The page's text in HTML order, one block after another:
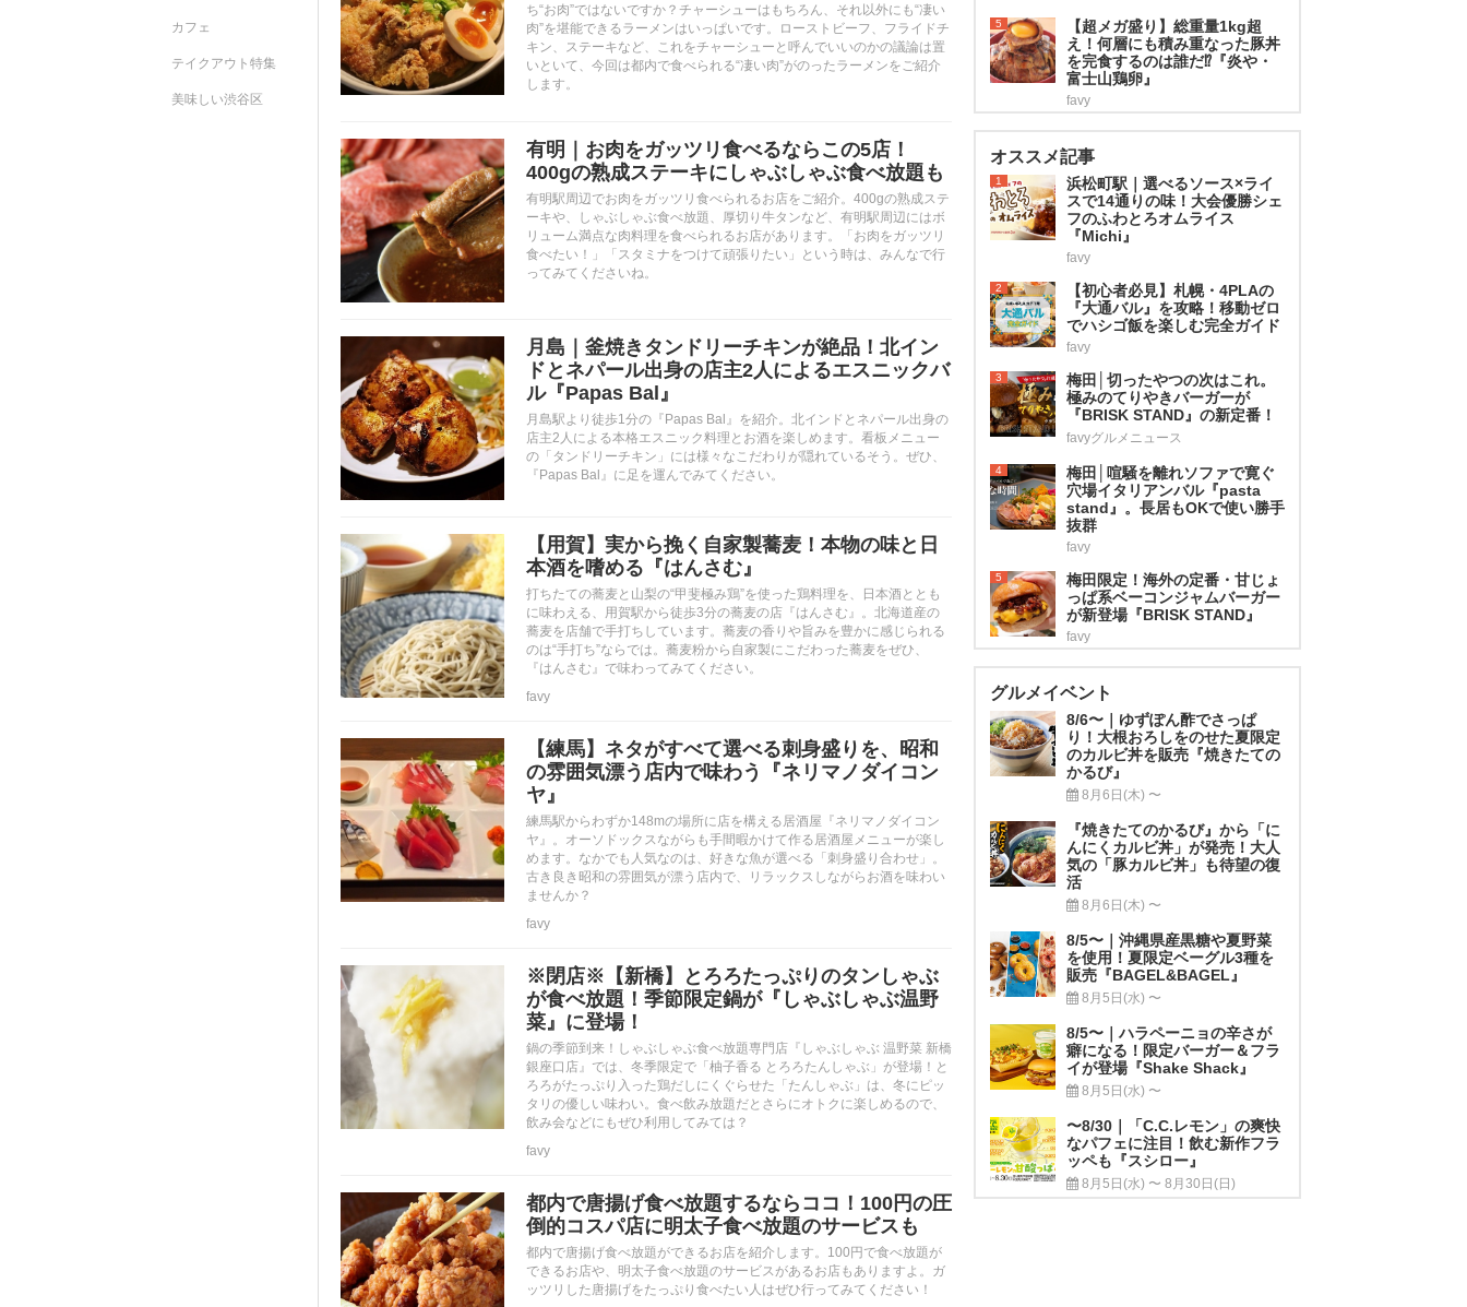
ち“お肉”ではないですか？チャーシューはもちろん、それ以外にも“凄い
肉”を堪能できるラーメンはいっぱいです。ローストビーフ、フライドチ
キン、ステーキなど、これをチャーシューと呼んでいいのかの議論は置
いといて、今回は都内で食べられる“凄い肉”がのったラーメンをご紹介
します。
有明｜お肉をガッツリ食べるならこの5店！
400gの熟成ステーキにしゃぶしゃぶ食べ放題も
有明駅周辺でお肉をガッツリ食べられるお店をご紹介。400gの熟成ステ
ーキや、しゃぶしゃぶ食べ放題、厚切り牛タンなど、有明駅周辺にはボ
リューム満点な肉料理を食べられるお店があります。「お肉をガッツリ
食べたい！」「スタミナをつけて頑張りたい」という時は、みんなで行
ってみてくださいね。
月島｜釜焼きタンドリーチキンが絶品！北イン
ドとネパール出身の店主2人によるエスニックバ
ル『Papas Bal』
月島駅より徒歩1分の『Papas Bal』を紹介。北インドとネパール出身の
店主2人による本格エスニック料理とお酒を楽しめます。看板メニュー
の「タンドリーチキン」には様々なこだわりが隠れているそう。ぜひ、
『Papas Bal』に足を運んでみてください。
【用賀】実から挽く自家製蕎麦！本物の味と日
本酒を嗜める『はんさむ』
打ちたての蕎麦と山梨の“甲斐極み鶏”を使った鶏料理を、日本酒ととも
に味わえる、用賀駅から徒歩3分の蕎麦の店『はんさむ』。北海道産の
蕎麦を店舗で手打ちしています。蕎麦の香りや旨みを豊かに感じられる
のは“手打ち”ならでは。蕎麦粉から自家製にこだわった蕎麦をぜひ、
『はんさむ』で味わってみてください。
favy
【練馬】ネタがすべて選べる刺身盛りを、昭和
の雰囲気漂う店内で味わう『ネリマノダイコン
ヤ』
練馬駅からわずか148mの場所に店を構える居酒屋『ネリマノダイコン
ヤ』。オーソドックスながらも手間暇かけて作る居酒屋メニューが楽し
めます。なかでも人気なのは、好きな魚が選べる「刺身盛り合わせ」。
古き良き昭和の雰囲気が漂う店内で、リラックスしながらお酒を味わい
ませんか？
favy
※閉店※【新橋】とろろたっぷりのタンしゃぶ
が食べ放題！季節限定鍋が『しゃぶしゃぶ温野
菜』に登場！
鍋の季節到来！しゃぶしゃぶ食べ放題専門店『しゃぶしゃぶ 温野菜 新橋
銀座口店』では、冬季限定で「柚子香る とろろたんしゃぶ」が登場！と
ろろがたっぷり入った鶏だしにくぐらせた「たんしゃぶ」は、冬にピッ
タリの優しい味わい。食べ飲み放題だとさらにオトクに楽しめるので、
飲み会などにもぜひ利用してみては？
favy
都内で唐揚げ食べ放題するならココ！100円の圧
倒的コスパ店に明太子食べ放題のサービスも
都内で唐揚げ食べ放題ができるお店を紹介します。100円で食べ放題が
できるお店や、明太子食べ放題のサービスがあるお店もありますよ。ガ
ッツリした唐揚げをたっぷり食べたい人はぜひ行ってみてください！
5
【超メガ盛り】総重量1kg超
え！何層にも積み重なった豚丼
を完食するのは誰だ⁉︎『炎や・
富士山鶏卵』
favy
オススメ記事
1
浜松町駅｜選べるソース×ライ
スで14通りの味！大会優勝シェ
フのふわとろオムライス
『Michi』
favy
2
【初心者必見】札幌・4PLAの
『大通バル』を攻略！移動ゼロ
でハシゴ飯を楽しむ完全ガイド
favy
3
梅田│切ったやつの次はこれ。
極みのてりやきバーガーが
『BRISK STAND』の新定番！
favyグルメニュース
4
梅田│喧騒を離れソファで寛ぐ
穴場イタリアンバル『pasta
stand』。長居もOKで使い勝手
抜群
favy
5
梅田限定！海外の定番・甘じょ
っぱ系ベーコンジャムバーガー
が新登場『BRISK STAND』
favy
グルメイベント
8/6〜｜ゆずぽん酢でさっぱ
り！大根おろしをのせた夏限定
のカルビ丼を販売『焼きたての
かるび』
8月6日(木) 〜
『焼きたてのかるび』から「に
んにくカルビ丼」が発売！大人
気の「豚カルビ丼」も待望の復
活
8月6日(木) 〜
8/5〜｜沖縄県産黒糖や夏野菜
を使用！夏限定ベーグル3種を
販売『BAGEL&BAGEL』
8月5日(水) 〜
8/5〜｜ハラペーニョの辛さが
癖になる！限定バーガー＆フラ
イが登場『Shake Shack』
8月5日(水) 〜
〜8/30｜「C.C.レモン」の爽快
なパフェに注目！飲む新作フラ
ッペも『スシロー』
8月5日(水) 〜 8月30日(日)
カフェ
テイクアウト特集
美味しい渋谷区